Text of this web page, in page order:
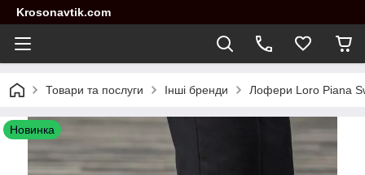
Krosonavtik.com
Товари та послуги Інші бренди Лофери Loro Piana
Новинка